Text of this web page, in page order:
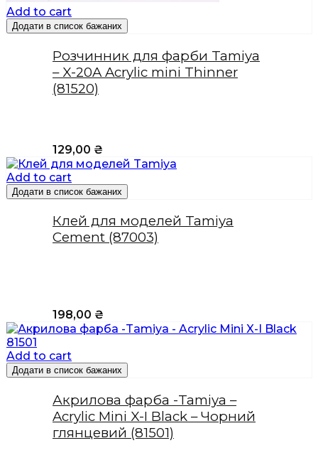
Add to cart
Додати в список бажаних
Розчинник для фарби Tamiya
– X-20A Acrylic mini Thinner
(81520)
129,00 ₴
Add to cart
Додати в список бажаних
Клей для моделей Tamiya
Cement (87003)
198,00 ₴
Add to cart
Додати в список бажаних
Акрилова фарба -Tamiya –
Acrylic Mini X-I Black – Чорний
глянцевий (81501)